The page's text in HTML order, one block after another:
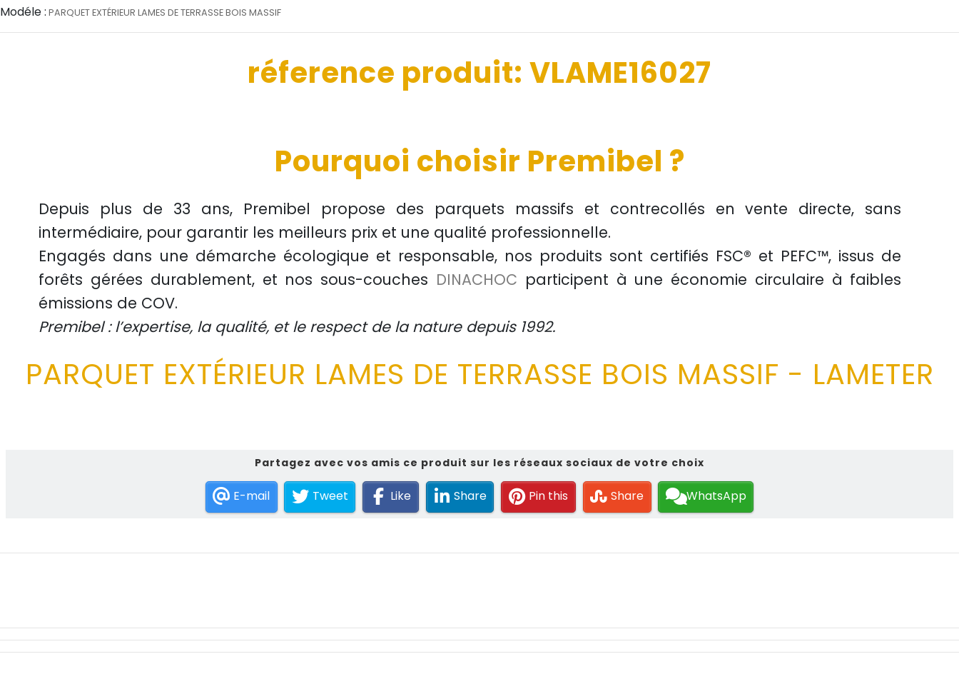
Modéle : PARQUET EXTÉRIEUR LAMES DE TERRASSE BOIS MASSIF
réference produit: VLAME16027
Pourquoi choisir Premibel ?
Depuis plus de 33 ans, Premibel propose des parquets massifs et contrecollés envente directe, sans
intermédiaire, pour garantir les meilleurs prix et une qualité professionnelle.
Engagés dans une démarche écologique et responsable, nos produits sont certifiés FSC® et PEFC™, issus de
forêts gérées durablement, et nos sous-couches DINACHOC participent à une économie circulaire à faibles
émissions de COV.
Premibel : l’expertise, la qualité, et le respect de la nature depuis 1992.
PARQUET EXTÉRIEUR LAMES DE TERRASSE BOIS MASSIF - LAMETER
Partagez avec vos amis ce produit sur les réseaux sociaux de votre choix
E-mail Tweet Like Share Pin this Share WhatsApp